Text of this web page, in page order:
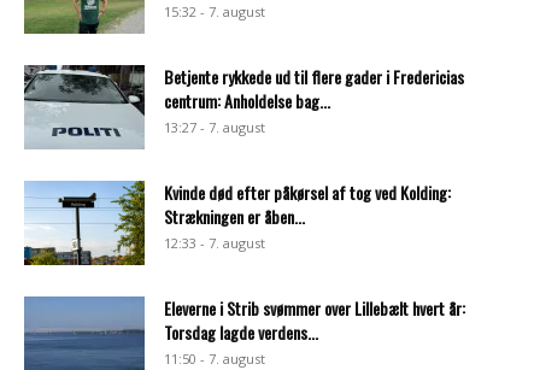
15:32 - 7. august
Betjente rykkede ud til flere gader i Fredericias
centrum: Anholdelse bag...
13:27 - 7. august
Kvinde død efter påkørsel af tog ved Kolding:
Strækningen er åben...
12:33 - 7. august
Eleverne i Strib svømmer over Lillebælt hvert år:
Torsdag lagde verdens...
11:50 - 7. august